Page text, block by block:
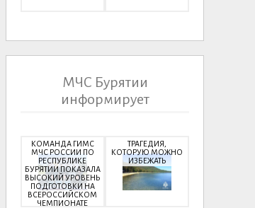
МЧС Бурятии
информирует
КОМАНДА ГИМС
МЧС РОССИИ ПО
РЕСПУБЛИКЕ
БУРЯТИИ ПОКАЗАЛА
ВЫСОКИЙ УРОВЕНЬ
ПОДГОТОВКИ НА
ВСЕРОССИЙСКОМ
ЧЕМПИОНАТЕ
ТРАГЕДИЯ,
КОТОРУЮ МОЖНО
ИЗБЕЖАТЬ